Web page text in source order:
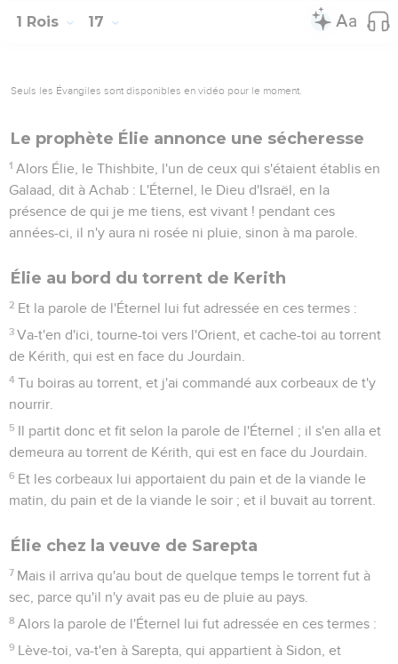
1 Rois 17
Seuls les Évangiles sont disponibles en vidéo pour le moment.
Le prophète Élie annonce une sécheresse
1 Alors Élie, le Thishbite, l'un de ceux qui s'étaient établis en
Galaad, dit à Achab : L'Éternel, le Dieu d'Israël, en la
présence de qui je me tiens, est vivant ! pendant ces
années-ci, il n'y aura ni rosée ni pluie, sinon à ma parole.
Élie au bord du torrent de Kerith
2 Et la parole de l'Éternel lui fut adressée en ces termes :
3 Va-t'en d'ici, tourne-toi vers l'Orient, et cache-toi au torrent
de Kérith, qui est en face du Jourdain.
4 Tu boiras au torrent, et j'ai commandé aux corbeaux de t'y
nourrir.
5 Il partit donc et fit selon la parole de l'Éternel ; il s'en alla et
demeura au torrent de Kérith, qui est en face du Jourdain.
6 Et les corbeaux lui apportaient du pain et de la viande le
matin, du pain et de la viande le soir ; et il buvait au torrent.
Élie chez la veuve de Sarepta
7 Mais il arriva qu'au bout de quelque temps le torrent fut à
sec, parce qu'il n'y avait pas eu de pluie au pays.
8 Alors la parole de l'Éternel lui fut adressée en ces termes :
9 Lève-toi, va-t'en à Sarepta, qui appartient à Sidon, et